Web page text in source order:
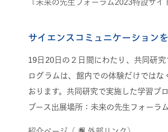
『未来の先生フォーラム2023特設サイ
サイエンスコミュニケーション
19日20日の２日間にわたり、共同研
ログラムは、館内での体験だけでは
おります。共同研究で実施した学習プ
ブース出展場所：未来の先生フォーラ